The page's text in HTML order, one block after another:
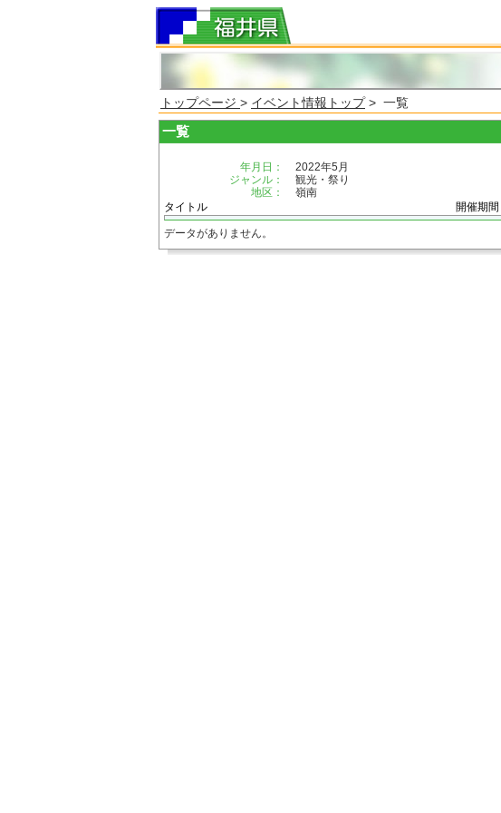
トップページ > イベント情報トップ> 一覧
一覧
年月日：
2022年5月
ジャンル：
観光・祭り
地区：
嶺南
タイトル
開催期間
データがありません。